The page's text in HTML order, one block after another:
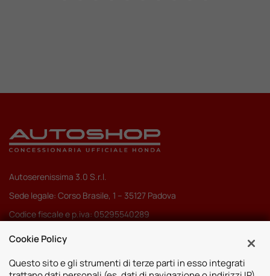
Autoserenissima 3.0 S.r.l.
Sede legale: Corso Brasile, 1 – 35127 Padova
Codice fiscale e p.iva: 05295540289
Pec:autoserenissima3.0srl@legalmail.it
Cookie Policy
Questo sito e gli strumenti di terze parti in esso integrati